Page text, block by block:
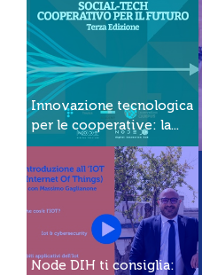
Innovazione tecnologica
per le cooperative: la...
Node DIH ti consiglia: